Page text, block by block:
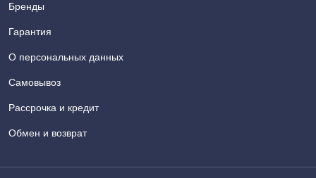
Бренды
Гарантия
О персональных данных
Самовывоз
Рассрочка и кредит
Обмен и возврат